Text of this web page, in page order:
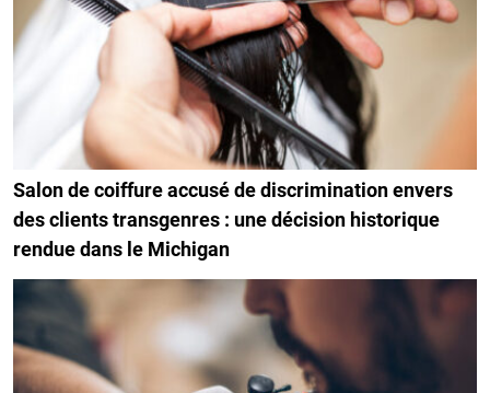
Salon de coiffure accusé de discrimination envers
des clients transgenres : une décision historique
rendue dans le Michigan